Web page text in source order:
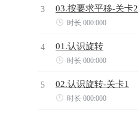
3 03.按要求平移-关卡2
 时长 000:000
4 01.认识旋转
 时长 000:000
5 02.认识旋转-关卡1
 时长 000:000